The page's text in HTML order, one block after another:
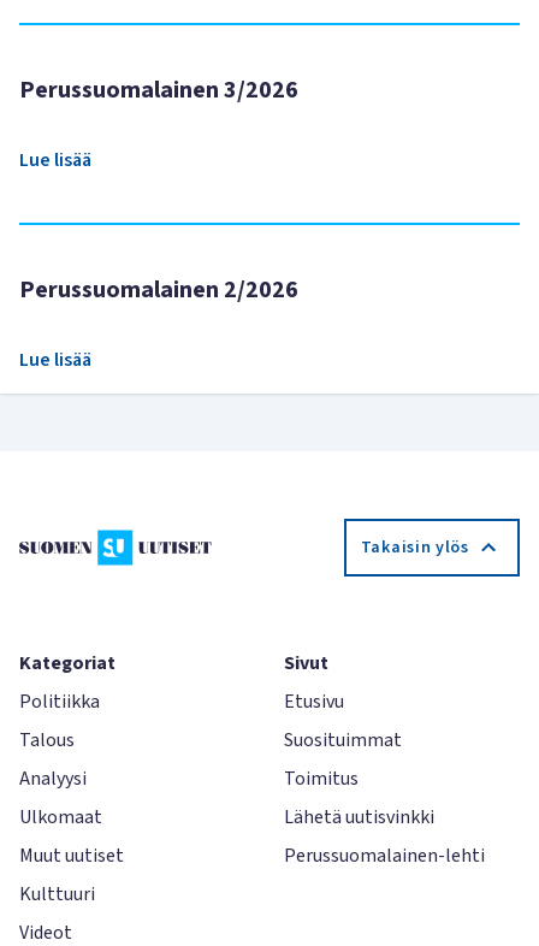
Perussuomalainen 3/2026
Lue lisää
Perussuomalainen 2/2026
Lue lisää
Takaisin ylös
Kategoriat
Politiikka
Talous
Analyysi
Ulkomaat
Muut uutiset
Kulttuuri
Videot
Sivut
Etusivu
Suosituimmat
Toimitus
Lähetä uutisvinkki
Perussuomalainen-lehti